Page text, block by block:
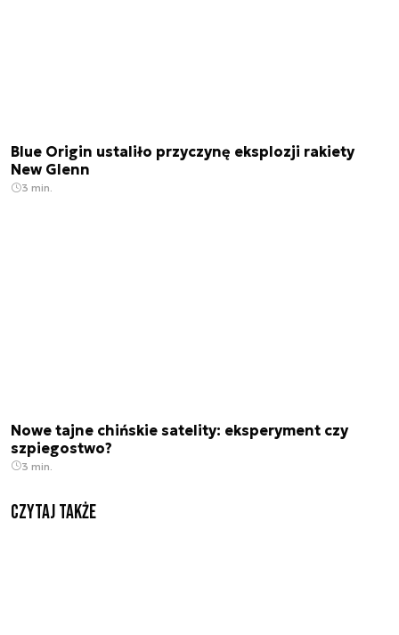
Blue Origin ustaliło przyczynę eksplozji rakiety
New Glenn
3 min.
Nowe tajne chińskie satelity: eksperyment czy
szpiegostwo?
3 min.
Czytaj także